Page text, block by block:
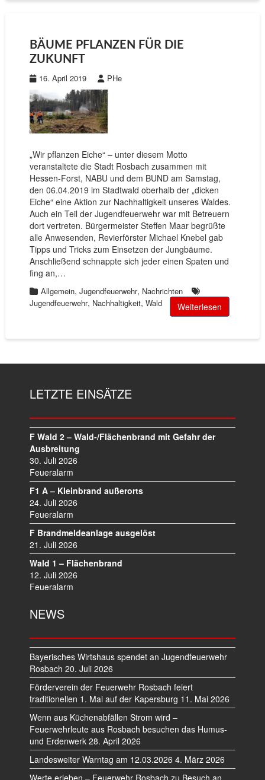
BÄUME PFLANZEN FÜR DIE
ZUKUNFT
16. April 2019 PHe
„Wir pflanzen Eiche“ – unter diesem Motto
veranstaltete die Stadt Rosbach zusammen mit
Hessen-Forst, NABU und dem BUND am Samstag,
den 06.04.2019 im Stadtwald oberhalb der „dicken
Eiche“ eine Aktion zur Nachhaltigkeit unseres Waldes.
Auch ein Teil der Jugendfeuerwehr war mit Betreuern
dort vertreten. Bürgermeister Steffen Maar begrüßte
alle Anwesenden, Revierförster Michael Knebel gab
Tipps und Tricks zum Einsetzen der Jungbäume.
Anschließend schnappte sich jeder einen Spaten und
fing an,…
Allgemein, Jugendfeuerwehr, Nachrichten
Jugendfeuerwehr, Nachhaltigkeit, Wald Weiterlesen
LETZTE EINSÄTZE
F Wald 2 – Wald-/Flächenbrand mit Gefahr der
Ausbreitung
30. Juli 2026
Feueralarm
F1 A – Kleinbrand außerorts
24. Juli 2026
Feueralarm
F Brandmeldeanlage ausgelöst
21. Juli 2026
Wald 1 – Flächenbrand
12. Juli 2026
Feueralarm
NEWS
Bayerisches Wirtshaus spendet an Jugendfeuerwehr
Rosbach 20. Juli 2026
Förderverein der Feuerwehr Rosbach feiert
traditionellen 1. Mai auf der Kapersburg 11. Mai 2026
Wenn aus Küchenabfällen Strom wird –
Feuerwehrleute aus Rosbach besuchen das Humus-
und Erdenwerk 28. April 2026
Landesweiter Warntag am 12.03.2026 4. März 2026